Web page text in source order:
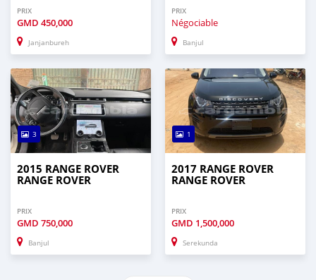
PRIX
GMD 450,000
Janjanbureh
PRIX
Négociable
Banjul
3
2015 RANGE ROVER
RANGE ROVER
PRIX
GMD 750,000
Banjul
1
2017 RANGE ROVER
RANGE ROVER
PRIX
GMD 1,500,000
Serekunda